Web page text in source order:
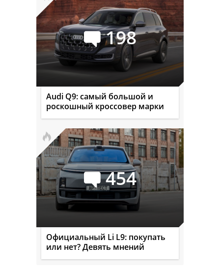
198
Audi Q9: самый большой и
роскошный кроссовер марки
454
Официальный Li L9: покупать
или нет? Девять мнений